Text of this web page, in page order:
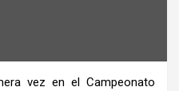
vez en el Campeonato